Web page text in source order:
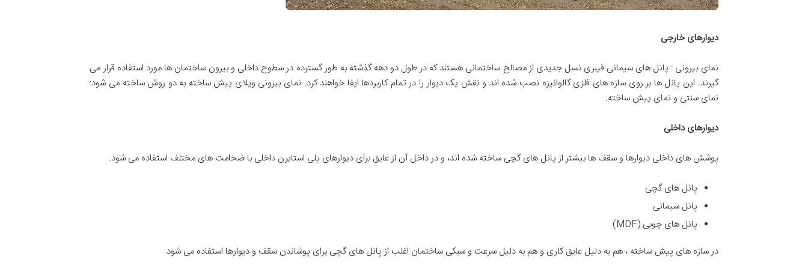
دیوارهای خارجی
نمای بیرونی : پانل های سیمانی فیبری نسل جدیدی از مصالح ساختمانی هستند که در طول دو دهه گذشته به طور گسترده در سطوح داخلی و بیرون ساختمان ها مورد استفاده قرار می
گیرند. این پانل ها بر روی سازه های فلزی گالوانیزه نصب شده اند و نقش یک دیوار را در تمام کاربردها ایفا خواهند کرد. نمای بیرونی ویلای پیش ساخته به دو روش ساخته می شود:
نمای سنتی و نمای پیش ساخته.
دیوارهای داخلی
پوشش های داخلی دیوارها و سقف ها بیشتر از پانل های گچی ساخته شده اند، و در داخل آن از عایق برای دیوارهای پلی استایرن داخلی با ضخامت های مختلف استفاده می شود.
پانل های گچی
پانل سیمانی
پانل های چوبی (MDF)
در سازه های پیش ساخته ، هم به دلیل عایق کاری و هم به دلیل سرعت و سبکی ساختمان اغلب از پانل های گچی برای پوشاندن سقف و دیوارها استفاده می شود.